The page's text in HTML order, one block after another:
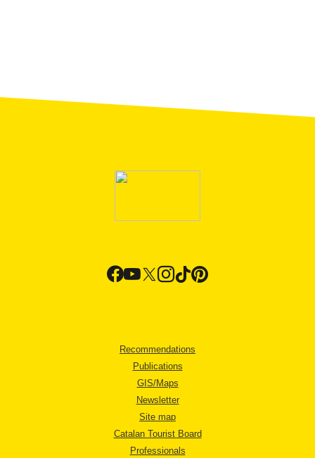
Recommendations
Publications
GIS/Maps
Newsletter
Site map
Catalan Tourist Board
Professionals